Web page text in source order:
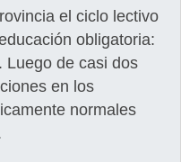
el ciclo lectivo
obligatoria:
Luego de casi dos
en los
normales